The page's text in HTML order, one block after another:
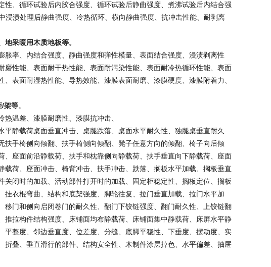
、循环试验后内胶合强度、循环试验后静曲强度、煮沸试验后内结合强
渍处理后静曲强度、冷热循环、横向静曲强度、抗冲击性能、耐剥离
采暖用木质地板等。
率、内结合强度、静曲强度和弹性模量、表面结合强度、浸渍剥离性
性能、表面耐干热性能、表面耐污染性能、表面耐冷热循环性能、表面
表面耐湿热性能、导热效能、漆膜表面耐磨、漆膜硬度、漆膜附着力、
/架等。
温差、漆膜耐磨性、漆膜抗冲击、
静载荷桌面垂直冲击、桌腿跌落、桌面水平耐久性、独腿桌垂直耐久
手椅侧向倾翻、扶手椅侧向倾翻、凳子任意方向的倾翻、椅子向后倾
座面前沿静载荷、扶手和枕靠侧向静载荷、扶手垂直向下静载荷、座面
荷、座面冲击、椅背冲击、扶手冲击、跌落、搁板水平加载、搁板垂直
闭时的加载、活动部件打开时的加载、固定柜稳定性、搁板定位、搁板
衣棍弯曲、结构和底架强度、脚轮往复、拉门垂直加载、拉门水平加
门和侧向启闭卷门的耐久性、翻门下铰链强度、翻门耐久性、上铰链翻
拉构件结构强度、床铺面均布静载荷、床铺面集中静载荷、床屏水平静
整度、邻边垂直度、位差度、分缝、底脚平稳性、下垂度、摆动度、实
叠、垂直滑行的部件、结构安全性、木制件涂层掉色、水平偏差、抽屉